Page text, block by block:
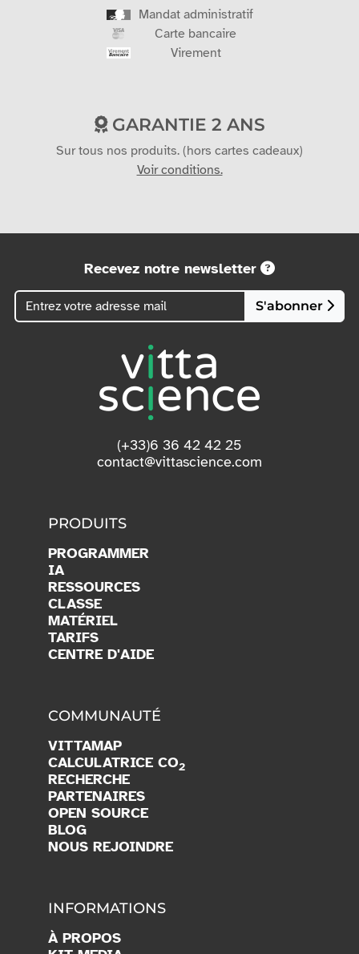
Mandat administratif
Carte bancaire
Virement
GARANTIE 2 ANS
Sur tous nos produits. (hors cartes cadeaux)
Voir conditions.
Recevez notre newsletter
S'abonner
(+33)6 36 42 42 25
contact@vittascience.com
PRODUITS
PROGRAMMER
IA
RESSOURCES
CLASSE
MATÉRIEL
TARIFS
CENTRE D'AIDE
COMMUNAUTÉ
VITTAMAP
CALCULATRICE CO2
RECHERCHE
PARTENAIRES
OPEN SOURCE
BLOG
NOUS REJOINDRE
INFORMATIONS
À PROPOS